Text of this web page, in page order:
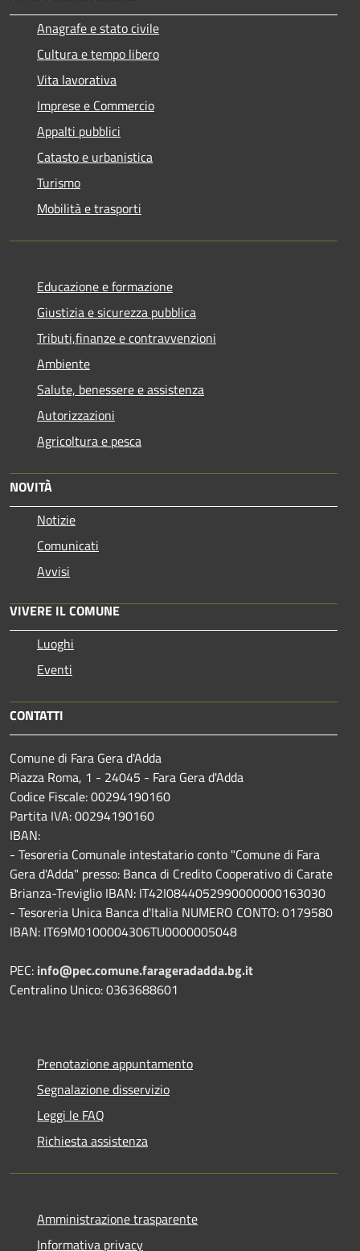
Anagrafe e stato civile
Cultura e tempo libero
Vita lavorativa
Imprese e Commercio
Appalti pubblici
Catasto e urbanistica
Turismo
Mobilità e trasporti
Educazione e formazione
Giustizia e sicurezza pubblica
Tributi,finanze e contravvenzioni
Ambiente
Salute, benessere e assistenza
Autorizzazioni
Agricoltura e pesca
NOVITÀ
Notizie
Comunicati
Avvisi
VIVERE IL COMUNE
Luoghi
Eventi
CONTATTI
Comune di Fara Gera d'Adda
Piazza Roma, 1 - 24045 - Fara Gera d'Adda
Codice Fiscale: 00294190160
Partita IVA: 00294190160
IBAN:
- Tesoreria Comunale intestatario conto "Comune di Fara
Gera d'Adda" presso: Banca di Credito Cooperativo di Carate
Brianza-Treviglio IBAN: IT42I0844052990000000163030
- Tesoreria Unica Banca d'Italia NUMERO CONTO: 0179580
IBAN: IT69M0100004306TU0000005048
PEC: info@pec.comune.farageradadda.bg.it
Centralino Unico: 0363688601
Prenotazione appuntamento
Segnalazione disservizio
Leggi le FAQ
Richiesta assistenza
Amministrazione trasparente
Informativa privacy